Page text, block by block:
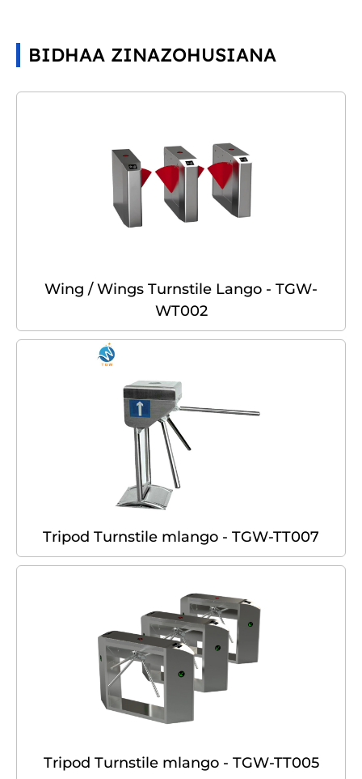
BIDHAA ZINAZOHUSIANA
Wing / Wings Turnstile Lango - TGW-
WT002
Tripod Turnstile mlango - TGW-TT007
Tripod Turnstile mlango - TGW-TT005